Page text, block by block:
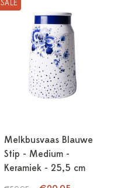
SALE
Melkbusvaas Blauwe
Stip - Medium -
Keramiek - 25,5 cm